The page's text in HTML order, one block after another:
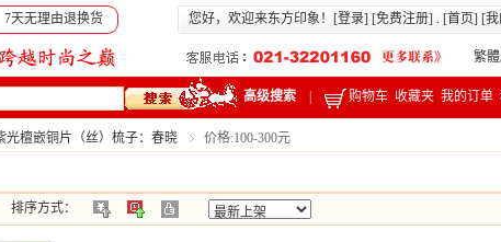
无理由退换货 您好，欢迎来东方印象！[登录] [免费注册] . [首页] [我
繁
高级搜索 购物车 收藏夹 我的订单
光檀嵌铜片（丝）梳子：春晓
价格:100-300元
排序方式：